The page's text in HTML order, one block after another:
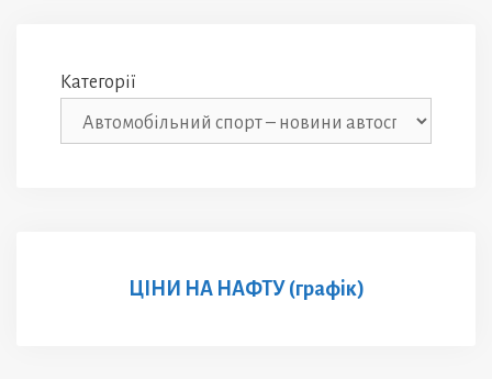
Категорії
ЦІНИ НА НАФТУ (графік)